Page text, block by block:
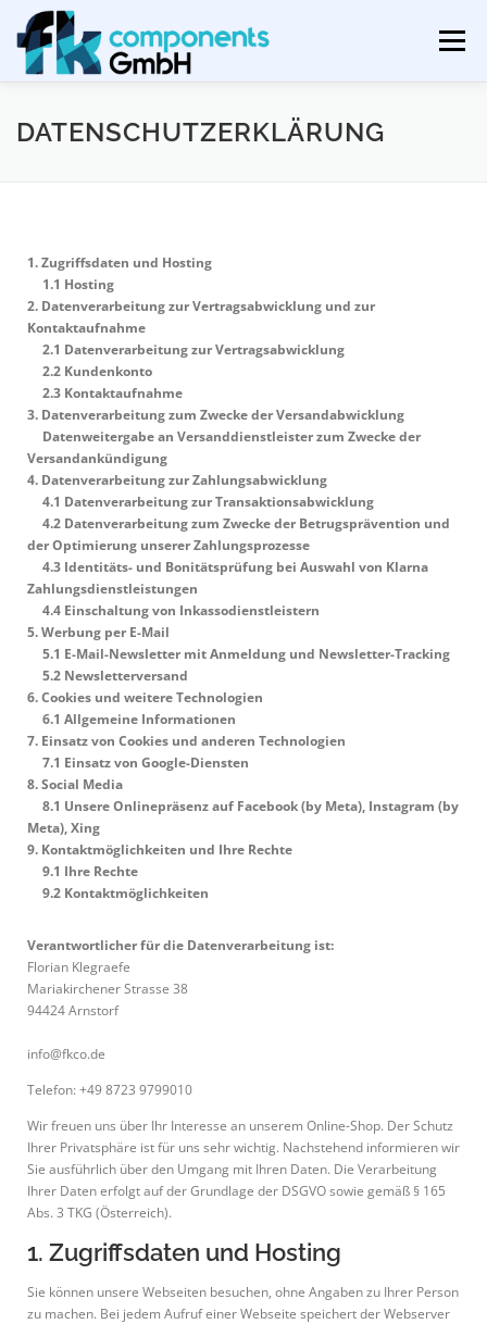
Menü
GESCHÄFTSFELDER ÜBER UNS
DATENSCHUTZERKLÄRUNG
1.Zugriffsdaten und Hosting
1.1 Hosting
2. Datenverarbeitung zur Vertragsabwicklung und zur
Kontaktaufnahme
2.1 Datenverarbeitung zur Vertragsabwicklung
2.2 Kundenkonto
2.3 Kontaktaufnahme
3. Datenverarbeitung zum Zwecke der Versandabwicklung
Datenweitergabe an Versanddienstleister zum Zwecke der
Versandankündigung
4. Datenverarbeitung zur Zahlungsabwicklung
4.1 Datenverarbeitung zur Transaktionsabwicklung
4.2 Datenverarbeitung zum Zwecke der Betrugsprävention und
der Optimierung unserer Zahlungsprozesse
4.3 Identitäts- und Bonitätsprüfung bei Auswahl von Klarna
Zahlungsdienstleistungen
4.4 Einschaltung von Inkassodienstleistern
5.Werbung per E-Mail
5.1 E-Mail-Newsletter mit Anmeldung und Newsletter-Tracking
5.2 Newsletterversand
6.Cookies und weitere Technologien
6.1 Allgemeine Informationen
7. Einsatz von Cookies und anderen Technologien
7.1 Einsatz von Google-Diensten
8.Social Media
8.1 Unsere Onlinepräsenz auf Facebook (by Meta), Instagram (by
Meta), Xing
9. Kontaktmöglichkeiten und Ihre Rechte
9.1 Ihre Rechte
9.2 Kontaktmöglichkeiten
Verantwortlicher für die Datenverarbeitung ist:
Florian Klegraefe
Mariakirchener Strasse 38
94424 Arnstorf
info@fkco.de
Telefon: +49 8723 9799010
Wir freuen uns über Ihr Interesse an unserem Online-Shop. Der Schutz
Ihrer Privatsphäre ist für uns sehr wichtig. Nachstehend informieren wir
Sie ausführlich über den Umgang mit Ihren Daten. Die Verarbeitung
Ihrer Daten erfolgt auf der Grundlage der DSGVO sowie gemäß § 165
Abs. 3 TKG (Österreich).
1. Zugriffsdaten und Hosting
Sie können unsere Webseiten besuchen, ohne Angaben zu Ihrer Person
zu machen. Bei jedem Aufruf einer Webseite speichert der Webserver